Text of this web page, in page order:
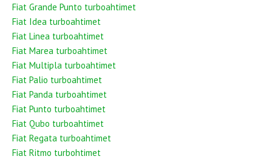
Fiat Grande Punto turboahtimet
Fiat Idea turboahtimet
Fiat Linea turboahtimet
Fiat Marea turboahtimet
Fiat Multipla turboahtimet
Fiat Palio turboahtimet
Fiat Panda turboahtimet
Fiat Punto turboahtimet
Fiat Qubo turboahtimet
Fiat Regata turboahtimet
Fiat Ritmo turbohtimet